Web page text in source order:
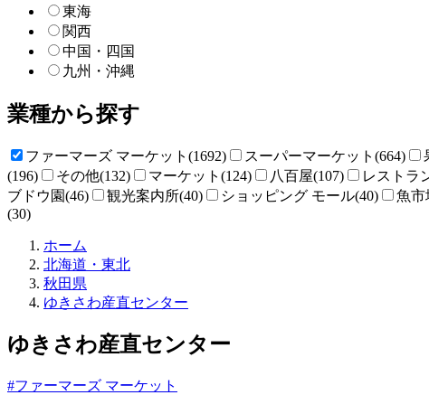
東海
関西
中国・四国
九州・沖縄
業種から探す
ファーマーズ マーケット(1692) スーパーマーケット(664)
(196)
その他(132) マーケット(124) 八百屋(107) レストラ
ブドウ園(46)
観光案内所(40) ショッピング モール(40) 魚市
(30)
ホーム
売
ね
と
北海道・東北
秋田県
ゆきさわ産直センター
ゆきさわ産直センター
#ファーマーズ マーケット